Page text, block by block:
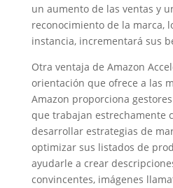
un aumento de las ventas y
reconocimiento de la marca,
instancia, incrementará sus
Otra ventaja de Amazon
orientación que ofrece a las
Amazon proporciona
que trabajan estrechamente
desarrollar estrategias de
optimizar sus listados de
ayudarle a crear
convincentes, imágenes